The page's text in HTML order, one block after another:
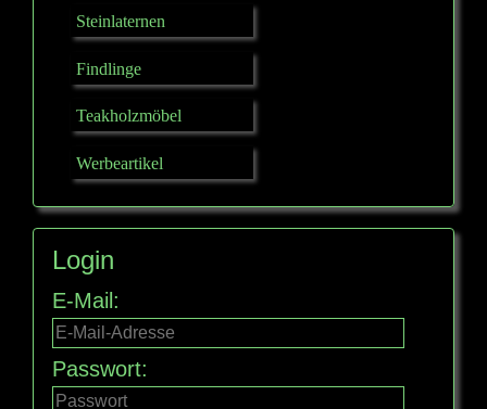
Steinlaternen
Findlinge
Teakholzmöbel
Werbeartikel
Login
E-Mail:
Passwort: